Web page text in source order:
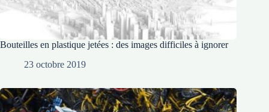
Bouteilles en plastique jetées : des images difficiles à ignorer
23 octobre 2019